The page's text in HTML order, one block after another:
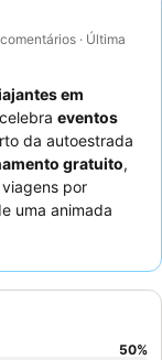
· Última
em
eventos
da autoestrada
gratuito,
por
uma animada
e
e bebida,
pequeno-almoço.
50%